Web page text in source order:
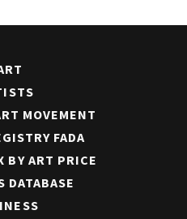
MOVEMENT
FADA
BY ART PRICE
DATABASE